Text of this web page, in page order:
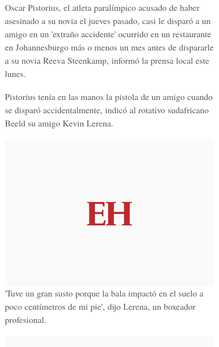
Oscar Pistorius, el atleta paralímpico acusado de haber
asesinado a su novia el jueves pasado, casi le disparó a un
amigo en un 'extraño accidente' ocurrido en un restaurante
en Johannesburgo más o menos un mes antes de dispararle
a su novia Reeva Steenkamp, informó la prensa local este
lunes.
Pistorius tenía en las manos la pistola de un amigo cuando
se disparó accidentalmente, indicó al rotativo sudafricano
Beeld su amigo Kevin Lerena.
'Tuve un gran susto porque la bala impactó en el suelo a
poco centímetros de mi pie', dijo Lerena, un boxeador
profesional.